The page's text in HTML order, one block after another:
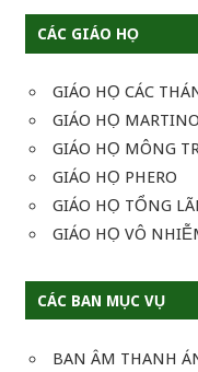
CÁC GIÁO HỌ
GIÁO HỌ CÁC
GIÁO HỌ MARTINO
GIÁO HỌ MÔNG
GIÁO HỌ PHERO
GIÁO HỌ TỔNG
GIÁO HỌ VÔ
CÁC BAN MỤC VỤ
BAN ÂM THANH